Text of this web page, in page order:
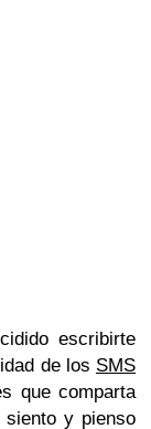
escribirte
de los SMS
que comparta
y pienso